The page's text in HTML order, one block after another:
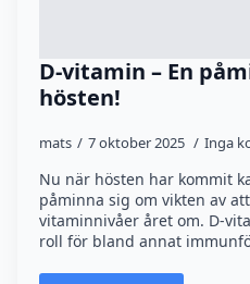
D-vitamin – En
hösten!
mats 7 oktober 2025 Inga
Nu när hösten har kommit
påminna sig om vikten av
vitaminnivåer året om. D-
roll för bland annat